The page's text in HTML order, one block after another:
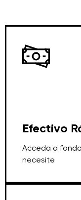
Efectivo
Acceda a
necesite